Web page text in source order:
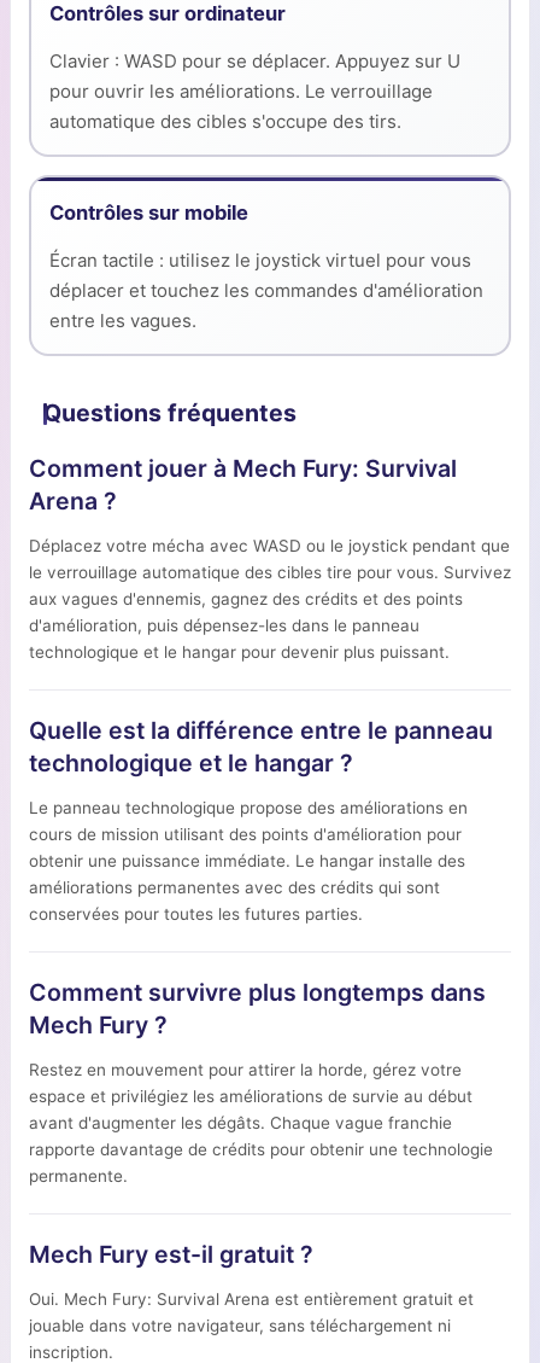
Contrôles sur ordinateur
Clavier : WASD pour se déplacer. Appuyez sur U
pour ouvrir les améliorations. Le verrouillage
automatique des cibles s'occupe des tirs.
Contrôles sur mobile
Écran tactile : utilisez le joystick virtuel pour vous
déplacer et touchez les commandes d'amélioration
entre les vagues.
Questions fréquentes
Comment jouer à Mech Fury: Survival
Arena ?
Déplacez votre mécha avec WASD ou le joystick pendant que
le verrouillage automatique des cibles tire pour vous. Survivez
aux vagues d'ennemis, gagnez des crédits et des points
d'amélioration, puis dépensez-les dans le panneau
technologique et le hangar pour devenir plus puissant.
Quelle est la différence entre le panneau
technologique et le hangar ?
Le panneau technologique propose des améliorations en
cours de mission utilisant des points d'amélioration pour
obtenir une puissance immédiate. Le hangar installe des
améliorations permanentes avec des crédits qui sont
conservées pour toutes les futures parties.
Comment survivre plus longtemps dans
Mech Fury ?
Restez en mouvement pour attirer la horde, gérez votre
espace et privilégiez les améliorations de survie au début
avant d'augmenter les dégâts. Chaque vague franchie
rapporte davantage de crédits pour obtenir une technologie
permanente.
Mech Fury est-il gratuit ?
Oui. Mech Fury: Survival Arena est entièrement gratuit et
jouable dans votre navigateur, sans téléchargement ni
inscription.